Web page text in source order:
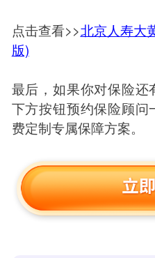
点击查看>>北京人寿大
版)
最后，如果你对保险
下方按钮预约保险顾
费定制专属保障方案。